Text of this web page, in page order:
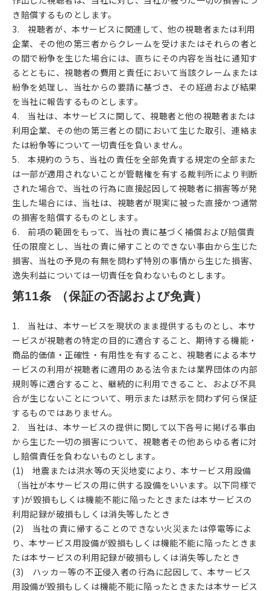
き賠償するものとします。
3. 視聴者が、本サービスに関連して、他の視聴者または利用
企業、その他の第三者からクレームを受けまたはそれらの者と
の間で紛争を生じた場合には、直ちにその内容を当社に通知す
るとともに、視聴者の費用と責任において当該クレームまたは
紛争を処理し、当社からの要請に基づき、その経過および結果
を当社に報告するものとします。
4. 当社は、本サービスに関して、視聴者と他の視聴者または
利用企業、その他の第三者との間において生じた取引、連絡ま
たは紛争等について一切責任を負いません。
5. 本規約のうち、当社の責任を全部免責する規定の全部また
は一部が適用されないことが管轄権を有する裁判所により判断
された場合で、当社の行為に直接起因して視聴者に損害等が発
生した場合には、当社は、視聴者が現実に被った直接かつ通常
の損害を賠償するものとします。
6. 前項の範囲をもって、当社の責に基づく補償および賠償責
任の限度とし、当社の責に帰すことのできない事由から生じた
損害、当社の予見の有無を問わず特別の事情から生じた損害、
逸失利益については⼀切責任を負わないものとします。
第11条 （保証の否認および免責）
1. 当社は、本サービスを現状のまま提供するものとし、本サ
ービスが視聴者の特定の目的に適合すること、期待する機能・
商品的価値・正確性・有用性を有すること、視聴者による本サ
ービスの利用が視聴者に適用のある法令または業界団体の内部
規則等に適合すること、継続的に利用できること、および不具
合が生じないことについて、明示または黙示を問わず何ら保証
するものではありません。
2. 当社は、本サービスの提供に関して以下各号に掲げる事由
から生じた一切の損害について、視聴者その他あらゆる者に対
し賠償責任を負わないものとします。
(1) 地震または洪水等の天災地変により、本サービス用設備
（当社が本サービスの用に供する設備をいいます。以下同様で
す)が毀損もしくは機能不能に陥ったときまたは本サービスの
利用記録が破損もしくは消失等したとき
(2) 当社の責に帰することのできない火災または停電等によ
り、本サービス用設備が毀損もしくは機能不能に陥ったときま
たは本サービスの利用記録が破損もしくは消失等したとき
(3) ハッカー等の不正侵入者の行為に起因して、本サービス
用設備が毀損もしくは機能不能に陥ったときまたは本サービス